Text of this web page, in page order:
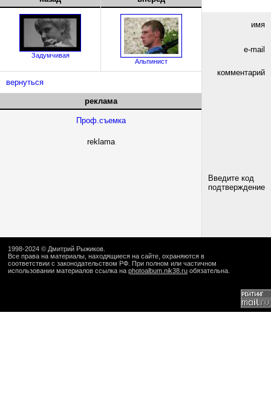
Задумчивая
Альпинист
вернуться
реклама
Проф.съемка
reklama
имя
e-mail
комментарий
Введите код
подтверждение
1998-2024 © Дмитрий Рыжиков
Все права на материалы, находящиеся на сайте, охраняются в
соответствии с законодательством РФ. При полном или частичном
использовании материалов ссылка на photoalbum.nik38.ru обязательна.